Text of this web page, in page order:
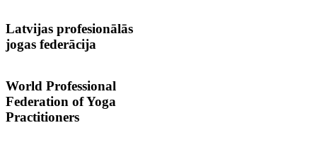
Latvijas profesionālās
jogas federācija
World Professional
Federation of Yoga
Practitioners